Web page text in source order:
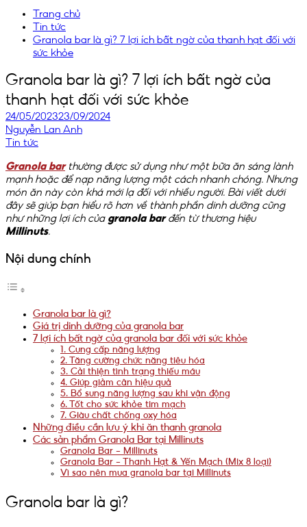
Trang chủ
Tin tức
Granola bar là gì? 7 lợi ích bất ngờ của thanh hạt đối với
sức khỏe
Granola bar là gì? 7 lợi ích bất ngờ của
thanh hạt đối với sức khỏe
24/05/202323/09/2024
Nguyễn Lan Anh
Tin tức
Granola barthường được sử dụng như một bữa ăn sáng lành
mạnh hoặc để nạp năng lượng một cách nhanh chóng. Nhưng
món ăn này còn khá mới lạ đối với nhiều người. Bài viết dưới
đây sẽ giúp bạn hiểu rõ hơn về thành phần dinh dưỡng cũng
như những lợi ích của granola barđến từ thương hiệu
Millinuts.
Nội dung chính
Granola bar là gì?
Giá trị dinh dưỡng của granola bar
7 lợi ích bất ngờ của granola bar đối với sức khỏe
1. Cung cấp năng lượng
2. Tăng cường chức năng tiêu hóa
3. Cải thiện tình trạng thiếu máu
4. Giúp giảm cân hiệu quả
5. Bổ sung năng lượng sau khi vận động
6. Tốt cho sức khỏe tim mạch
7. Giàu chất chống oxy hóa
Những điều cần lưu ý khi ăn thanh granola
Các sản phẩm Granola Bar tại Millinuts
Granola Bar – Millinuts
Granola Bar – Thanh Hạt & Yến Mạch (Mix 8 loại)
Vì sao nên mua granola bar tại Millinuts
Granola bar là gì?